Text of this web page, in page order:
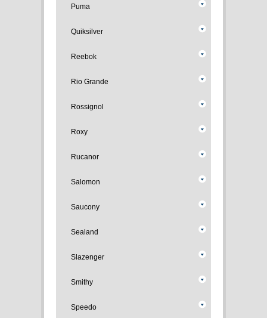
Puma
Quiksilver
Reebok
Rio Grande
Rossignol
Roxy
Rucanor
Salomon
Saucony
Sealand
Slazenger
Smithy
Speedo